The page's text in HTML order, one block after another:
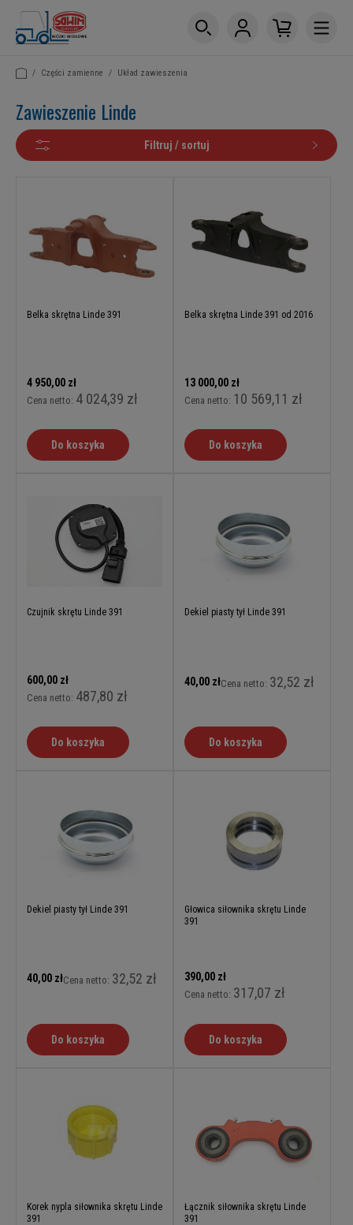
/ Części zamienne / Układ zawieszenia
Zawieszenie Linde
Filtruj / sortuj
Belka skrętna Linde 391
4 950,00 zł
Cena netto: 4 024,39 zł
Do koszyka
Belka skrętna Linde 391 od 2016
13 000,00 zł
Cena netto: 10 569,11 zł
Do koszyka
Czujnik skrętu Linde 391
600,00 zł
Cena netto: 487,80 zł
Do koszyka
Dekiel piasty tył Linde 391
40,00 złCena netto: 32,52 zł
Do koszyka
Dekiel piasty tył Linde 391
40,00 złCena netto: 32,52 zł
Do koszyka
Głowica siłownika skrętu Linde
391
390,00 zł
Cena netto: 317,07 zł
Do koszyka
Korek nypla siłownika skrętu Linde
391
Łącznik siłownika skrętu Linde
391